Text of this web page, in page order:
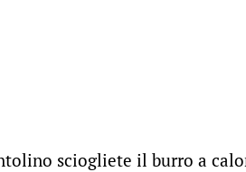
sciogliete il burro a